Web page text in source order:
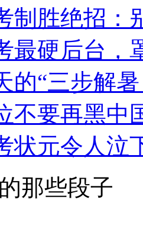
制胜绝招：
最硬后台，
的“三步解
不要再黑中
状元令人泣
那些段子